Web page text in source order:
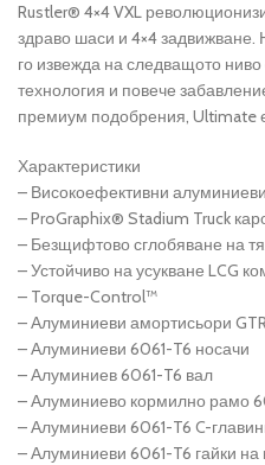
Rustler® 4×4 VXL
здраво шаси и 4×4 задвижване.
го извежда на следващото
технология и повече
премиум подобрения, Ultimate
Характеристики
– Високоефективни
– ProGraphix® Stadium Truck
– Безщифтово сглобяване на
– Устойчиво на усукване LCG
– Torque-Control™
– Алуминиеви амортисьори
– Алуминиеви 6061-T6 носачи
– Алуминиев 6061-T6 вал
– Алуминиево кормилно рамо
– Алуминиеви 6061-T6 C-
– Алуминиеви 6061-T6 гайки на